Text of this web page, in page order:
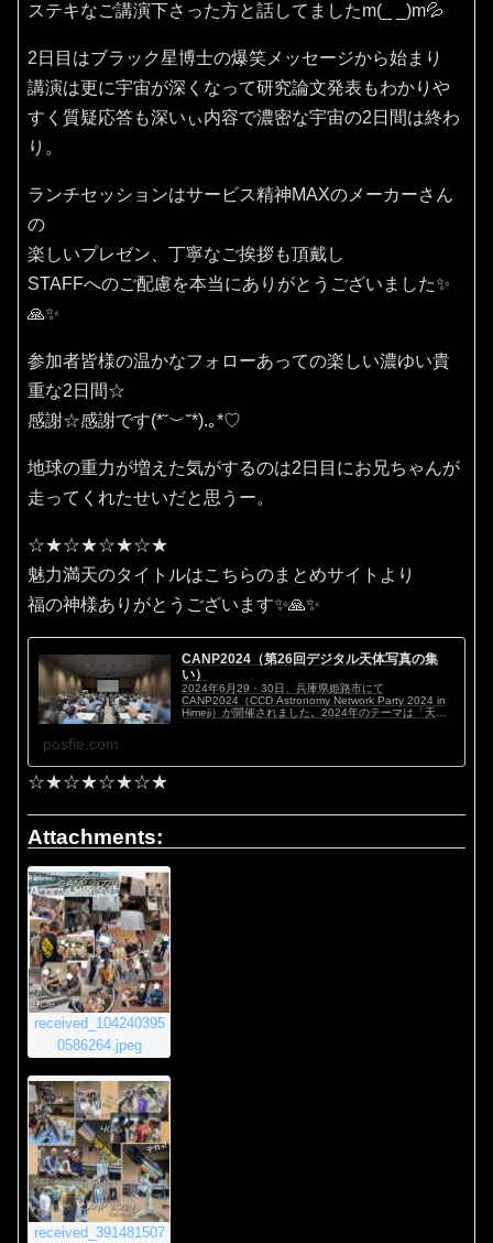
ステキなご講演下さった方と話してましたm(_ _)m💦
2日目はブラック星博士の爆笑メッセージから始まり
講演は更に宇宙が深くなって研究論文発表もわかりや
すく質疑応答も深いぃ内容で濃密な宇宙の2日間は終わ
り。
ランチセッションはサービス精神MAXのメーカーさん
の
楽しいプレゼン、丁寧なご挨拶も頂戴し
STAFFへのご配慮を本当にありがとうございました✨
🙏✨
参加者皆様の温かなフォローあっての楽しい濃ゆい貴
重な2日間☆
感謝☆感謝です(⁠*⁠˘⁠︶⁠˘⁠*⁠)⁠.⁠｡⁠*⁠♡
地球の重力が増えた気がするのは2日目にお兄ちゃんが
走ってくれたせいだと思うー。
☆★☆★☆★☆★
魅力満天のタイトルはこちらのまとめサイトより
福の神様ありがとうございます✨🙏✨
CANP2024（第26回デジタル天体写真の集
い）
2024年6月29・30日、兵庫県姫路市にて
CANP2024（CCD Astronomy Network Party 2024 in
Himeji）が開催されました。2024年のテーマは「天体
posfie.com
☆★☆★☆★☆★
Attachments:
received_104240395
0586264.jpeg
received_391481507